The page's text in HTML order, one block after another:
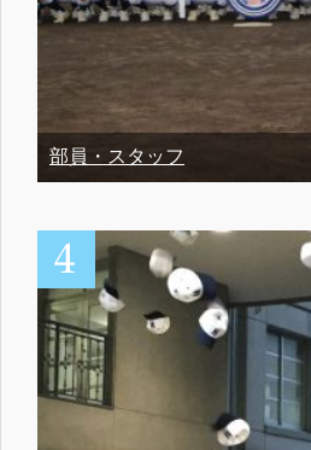
部員・スタッフ